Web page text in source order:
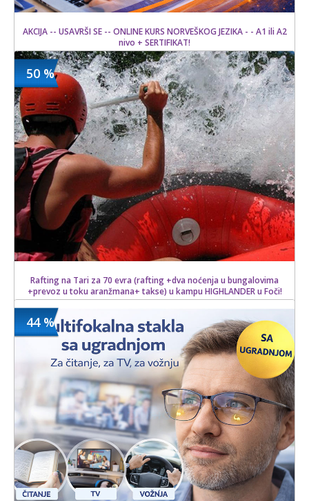
AKCIJA -- USAVRŠI SE -- ONLINE KURS NORVEŠKOG JEZIKA - - A1 ili A2
nivo + SERTIFIKAT!
Kupljeno
5 kom.
1500 din
15000 din
50 %
Rafting na Tari za 70 evra (rafting +dva noćenja u bungalovima
+prevoz u toku aranžmana+ takse) u kampu HIGHLANDER u Foči!
Kupljeno
19 kom.
800.00 din
44 %